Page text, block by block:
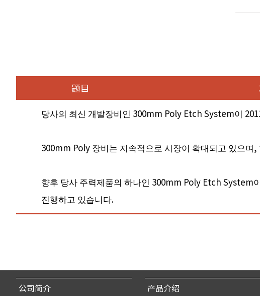
题目
당사의 최신 개발장비인 300mm Poly Etch System이
300mm Poly 장비는 지속적으로 시장이 확대되고 있으
향후 당사 주력제품의 하나인 300mm Poly Etch System
진행하고 있습니다.
公司简介 产品介绍